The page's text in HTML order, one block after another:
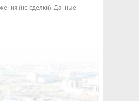
(не сделки). Данные